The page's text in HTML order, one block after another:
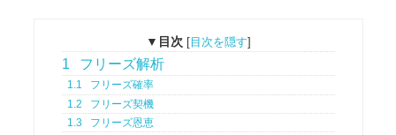
▼目次 目次を隠す
1 フリーズ解析
1.1
フリーズ確率
1.2
フリーズ契機
1.3
フリーズ恩恵